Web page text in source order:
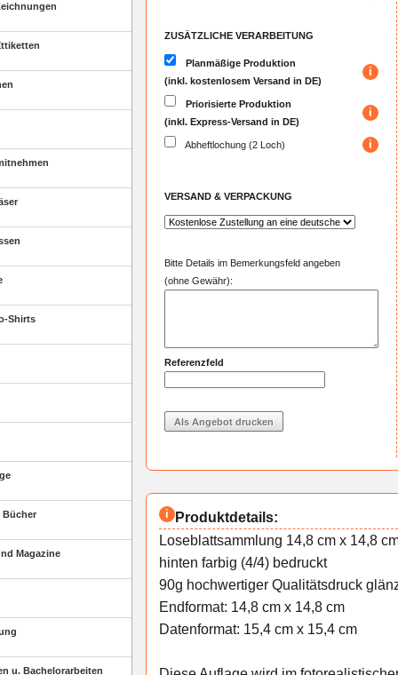
Shirts
Bücher
Magazine
u. Bachelorarbeiten
ZUSÄTZLICHE VERARBEITUNG
Planmäßige Produktion
(inkl. kostenlosem Versand in DE)
Priorisierte Produktion
(inkl. Express-Versand in DE)
Abheftlochung (2 Loch)
VERSAND & VERPACKUNG
Bitte Details im Bemerkungsfeld angeben
(ohne Gewähr):
Referenzfeld
Produktdetails:
Loseblattsammlung 14,8 cm x 14,8
hinten farbig (4/4) bedruckt
90g hochwertiger Qualitätsdruck
Endformat: 14,8 cm x 14,8 cm
Datenformat: 15,4 cm x 15,4 cm